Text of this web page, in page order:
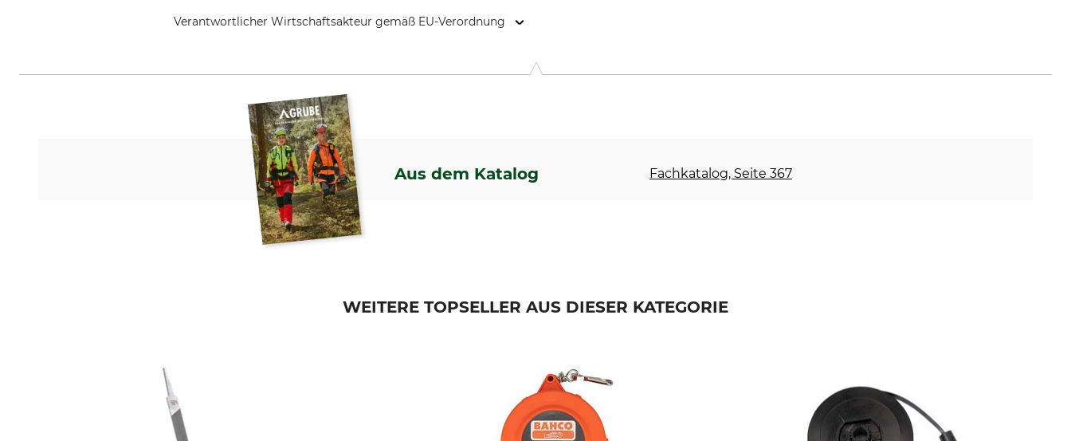
Verantwortlicher Wirtschaftsakteur gemäß EU-Verordnung
Aus dem Katalog Fachkatalog, Seite 367
WEITERE TOPSELLER AUS DIESER KATEGORIE